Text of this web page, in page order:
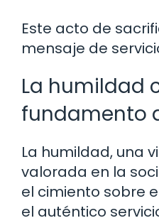
Este acto de
mensaje de
La humildad
fundamento
La humildad, una
valorada en la
el cimiento sobre
el auténtico